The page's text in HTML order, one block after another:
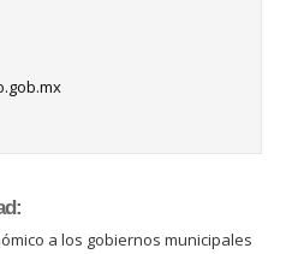
a los gobiernos municipales